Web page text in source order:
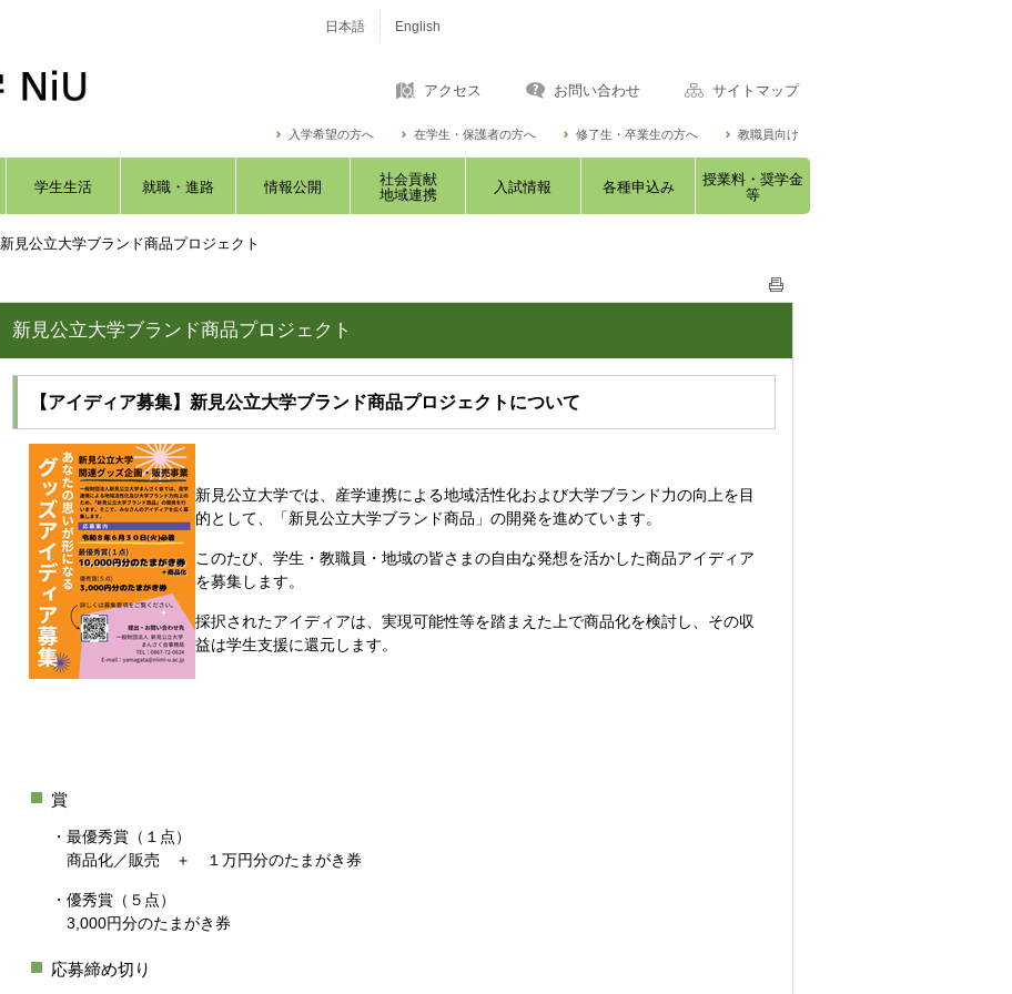
日本語 English
アクセス お問い合わせ サイトマップ
入学希望の方へ 在学生・保護者の方へ 修了生・卒業生の方へ 教職員向け
学生生活 就職・進路 情報公開
社会貢献
地域連携
入試情報 各種申込み
授業料・奨学金
等
新見公立大学ブランド商品プロジェクト
新見公立大学ブランド商品プロジェクト
【アイディア募集】新見公立大学ブランド商品プロジェクトについて
新見公立大学では、産学連携による地域活性化および大学ブランド力の向上を目
的として、「新見公立大学ブランド商品」の開発を進めています。
このたび、学生・教職員・地域の皆さまの自由な発想を活かした商品アイディア
を募集します。
採択されたアイディアは、実現可能性等を踏まえた上で商品化を検討し、その収
益は学生支援に還元します。
賞
・最優秀賞（１点）
商品化／販売 ＋ １万円分のたまがき券
・優秀賞（５点）
3,000円分のたまがき券
応募締め切り